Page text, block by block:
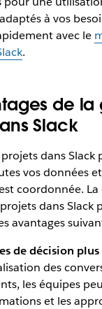
à vos
avec le
.
de la
Slack
dans Slack
vos données
coordonnée.
dans Slack
avantages
de décision
des
les équipes
et les